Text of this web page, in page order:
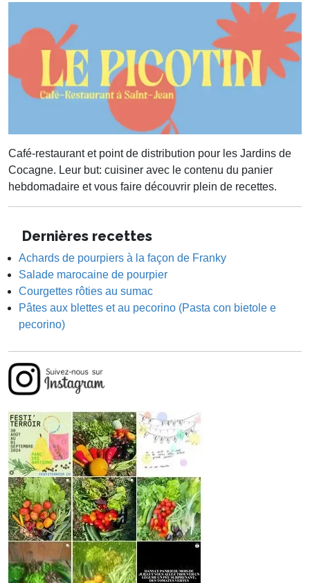
Café-restaurant et point de distribution pour les Jardins de
Cocagne. Leur but: cuisiner avec le contenu du panier
hebdomadaire et vous faire découvrir plein de recettes.
Dernières recettes
Achards de pourpiers à la façon de Franky
Salade marocaine de pourpier
Courgettes rôties au sumac
Pâtes aux blettes et au pecorino (Pasta con bietole e
pecorino)